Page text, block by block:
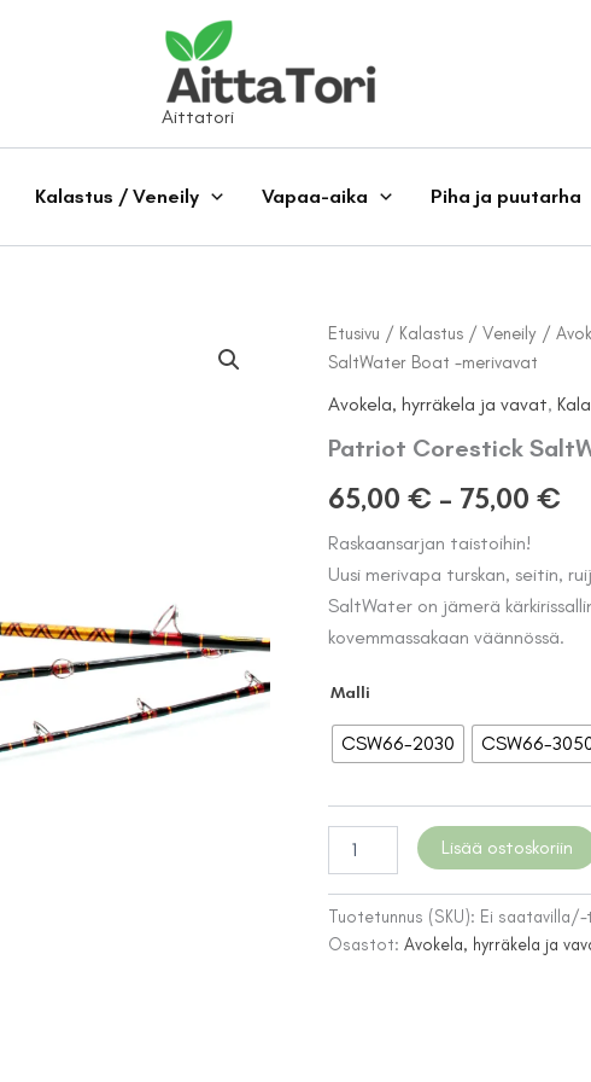
Aittatori
Kalastus / Veneily Vapaa-aika Piha ja puutarha
Etusivu / Kalastus / Veneily /
SaltWater Boat -merivavat
Avokela, hyrräkela ja vavat,
Patriot Corestick
65,00 € – 75,00 €
-
Raskaansarjan taistoihin!
Uusi merivapa turskan, seitin,
SaltWater on jämerä
kovemmassakaan väännössä.
Malli
CSW66-2030 CSW66-
Corestick
Boat
-
merivavat
Lisää ostoskoriin
Tuotetunnus (SKU): Ei
Osastot: Avokela, hyrräkela ja